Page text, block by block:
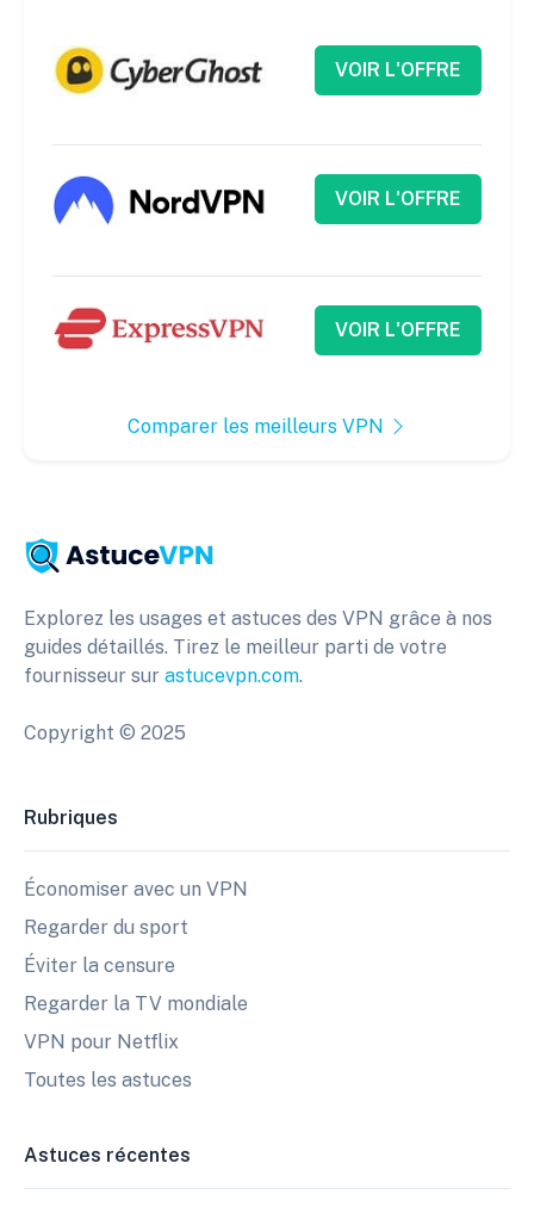
VOIR L'OFFRE
VOIR L'OFFRE
VOIR L'OFFRE
Comparer les meilleurs VPN
Explorez les usages et astuces des VPN grâce à nos
guides détaillés. Tirez le meilleur parti de votre
fournisseur sur astucevpn.com.
Copyright © 2025
Rubriques
Économiser avec un VPN
Regarder du sport
Éviter la censure
Regarder la TV mondiale
VPN pour Netflix
Toutes les astuces
Astuces récentes